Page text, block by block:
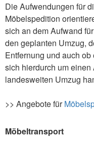
Die Aufwendungen für
Möbelspedition
sich an dem Aufwand für
den geplanten Umzug,
Entfernung und auch ob
sich hierdurch um
landesweiten Umzug
>> Angebote für
Möbeltransport